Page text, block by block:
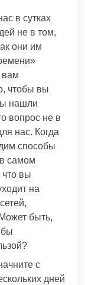
в сутках
не в том,
они им
вам
чтобы вы
нашли
вопрос не в
нас. Когда
способы
самом
вы
на
быть,
с
дней